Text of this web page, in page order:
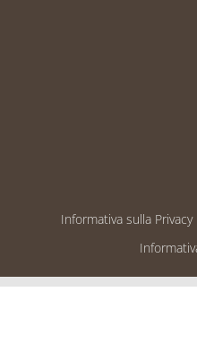
Informativa sulla Privacy